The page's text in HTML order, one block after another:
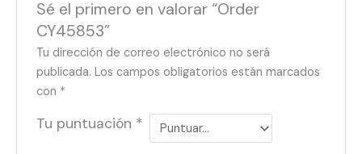
Sé el primero en valorar “Order
CY45853”
Tu dirección de correo electrónico no será
publicada. Los campos obligatorios están marcados
con *
Tu puntuación *